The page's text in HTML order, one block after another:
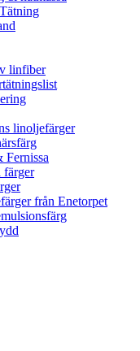
linfiber
linoljefärger
Fernissa
färger
från Enetorpet